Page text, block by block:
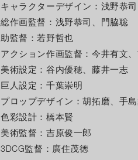
キャラクターデザイン：浅野恭司
総作画監督：浅野恭司、門脇聡
助監督：若野哲也
アクション作画監督：今井有文
美術設定：谷内優穂、藤井一志
巨人設定：千葉崇明
プロップデザイン：胡拓磨、手
色彩設計：橋本賢
美術監督：吉原俊一郎
3DCG監督：廣住茂徳